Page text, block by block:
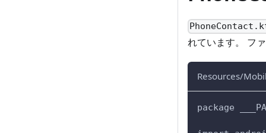
れています。 フ
Resources/
package